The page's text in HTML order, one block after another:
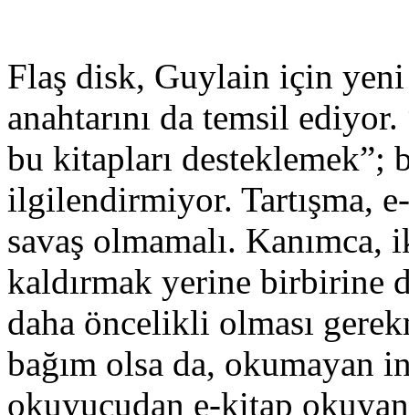
Flaş disk, Guylain için yeni
anahtarını da temsil
bu kitapları desteklemek”;
ilgilendirmiyor. Tartışma,
savaş olmamalı.
kaldırmak yerine birbirine
daha öncelikli olması
bağım olsa da, okumayan
okuyucudan e-kitap